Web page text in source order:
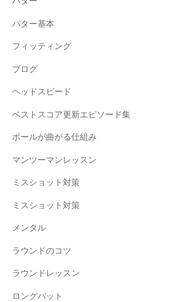
パター基本
フィッティング
ブログ
ヘッドスピード
ベストスコア更新エピソード集
ボールが曲がる仕組み
マンツーマンレッスン
ミスショット対策
ミスショット対策
メンタル
ラウンドのコツ
ラウンドレッスン
ロングパット